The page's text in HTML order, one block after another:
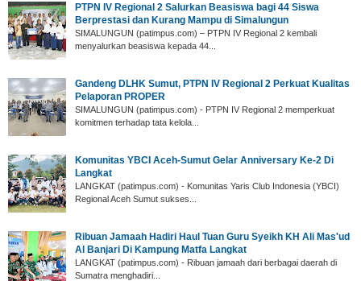
PTPN IV Regional 2 Salurkan Beasiswa bagi 44 Siswa
Berprestasi dan Kurang Mampu di Simalungun
SIMALUNGUN (patimpus.com) – PTPN IV Regional 2 kembali
menyalurkan beasiswa kepada 44...
Gandeng DLHK Sumut, PTPN IV Regional 2 Perkuat Kualitas
Pelaporan PROPER
SIMALUNGUN (patimpus.com) - PTPN IV Regional 2 memperkuat
komitmen terhadap tata kelola...
‎Komunitas YBCI Aceh-Sumut Gelar Anniversary Ke-2 Di
Langkat
LANGKAT (patimpus.com) - Komunitas Yaris Club Indonesia (YBCI)
Regional Aceh Sumut sukses...
‎Ribuan Jamaah Hadiri Haul Tuan Guru Syeikh KH Ali Mas'ud
Al Banjari Di Kampung Matfa Langkat
‎LANGKAT (patimpus.com) - Ribuan jamaah dari berbagai daerah di
Sumatra menghadiri...